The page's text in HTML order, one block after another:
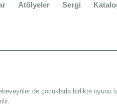
Atölyeler Sergi
de çocuklarla birlikte oyunu